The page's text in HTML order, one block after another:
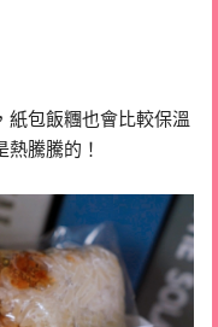
紙包飯糰也會比較保溫
騰騰的！